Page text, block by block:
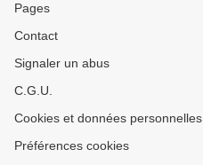
Pages
Contact
Signaler un abus
C.G.U.
Cookies et données personnelles
Préférences cookies